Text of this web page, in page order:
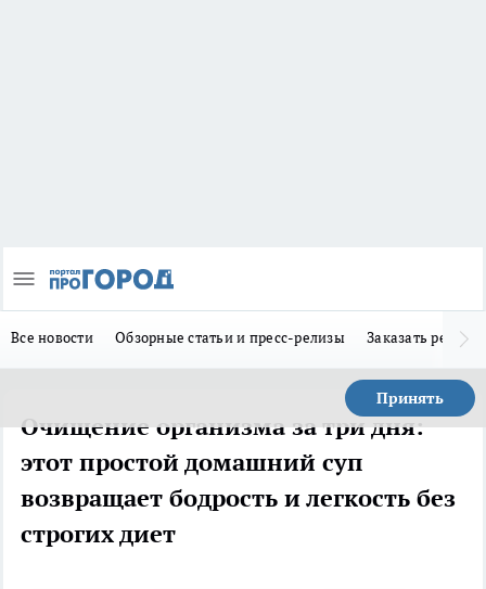
Все новости Обзорные статьи и пресс-релизы Заказать
Принять
Очищение организма за три дня:
этот простой домашний суп
возвращает бодрость и легкость без
строгих диет